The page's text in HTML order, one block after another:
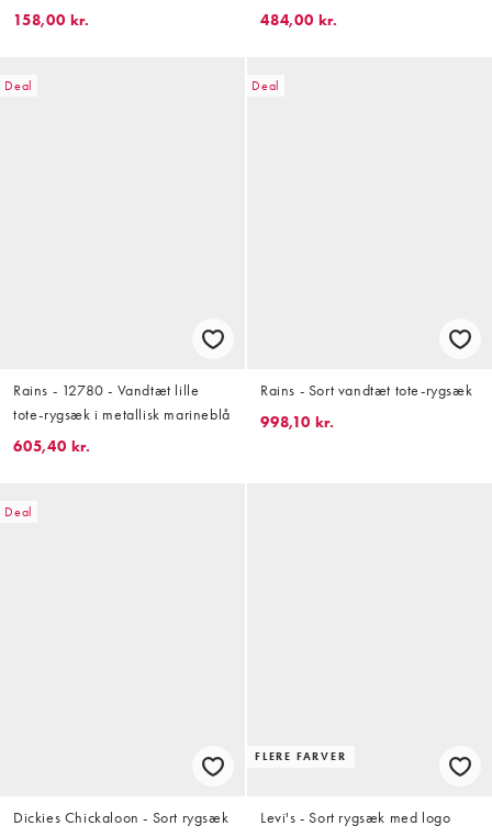
158,00 kr.
løbesnor og spændelukning
484,00 kr.
Deal
Rains - 12780 - Vandtæt lille
tote-rygsæk i metallisk marineblå
605,40 kr.
Deal
Rains - Sort vandtæt tote-rygsæk
998,10 kr.
Deal
Dickies Chickaloon - Sort rygsæk
FLERE FARVER
Levi's - Sort rygsæk med logo